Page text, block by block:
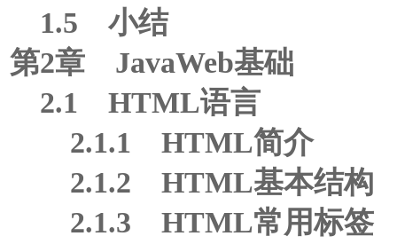
1.5 小结
第2章 JavaWeb基础
2.1 HTML语言
2.1.1 HTML简介
2.1.2 HTML基本结构
2.1.3 HTML常用标签